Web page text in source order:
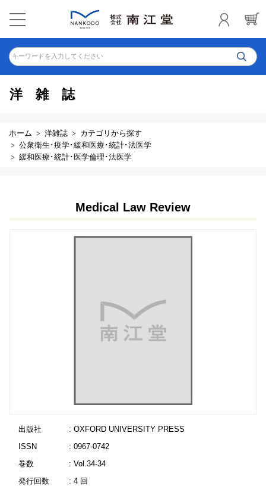
キーワードを入力してください
洋雑誌
ホーム 洋雑誌
カテゴリから探す
公衆衛生･疫学･緩和医療･統計･法医学
緩和医療･統計･医学倫理･法医学
Medical Law Review
出版社
: OXFORD UNIVERSITY PRESS
ISSN
: 0967-0742
巻数
: Vol.34-34
発行回数
: 4 回